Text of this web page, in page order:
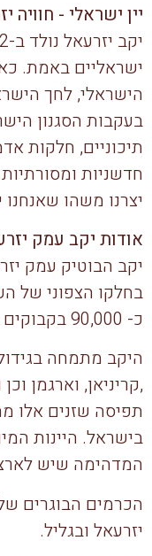
יין ישראלי - חוויה
ישראליים באמת.
הישראלי, לחך
בעקבות הסגנון
תיכוניים, חלקות
חדשניות
יצרנו משהו שאנחנו
אודות יקב עמק
בחלקו הצפוני של
כ- 90,000 בקבוקים בשנה.
היקב מתמחה בגידול
,קריניאן, וארגמן
תפיסה שזנים אלו
בישראל. היינות
המדהימה שיש
הכרמים הבוגרים
יזרעאל ובגליל.